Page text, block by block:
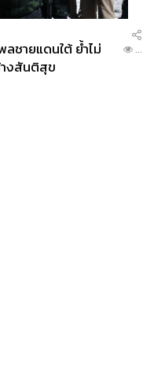
ลชายแดนใต้ ย้ำไม่
งสันติสุข
...